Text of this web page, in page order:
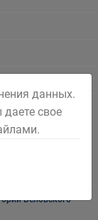
дорожном
Беловского
данных.
свое